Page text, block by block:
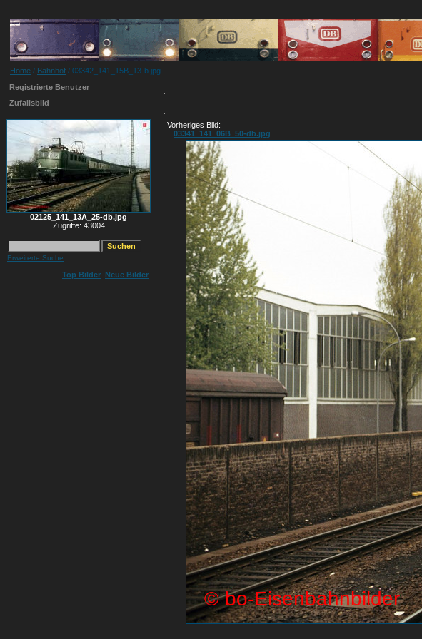
Home / Bahnhof / 03342_141_15B_13-b.jpg
Registrierte Benutzer
Zufallsbild
02125_141_13A_25-db.jpg
Zugriffe: 43004
Erweiterte Suche
Top Bilder Neue Bilder
Vorheriges Bild:
03341_141_06B_50-db.jpg